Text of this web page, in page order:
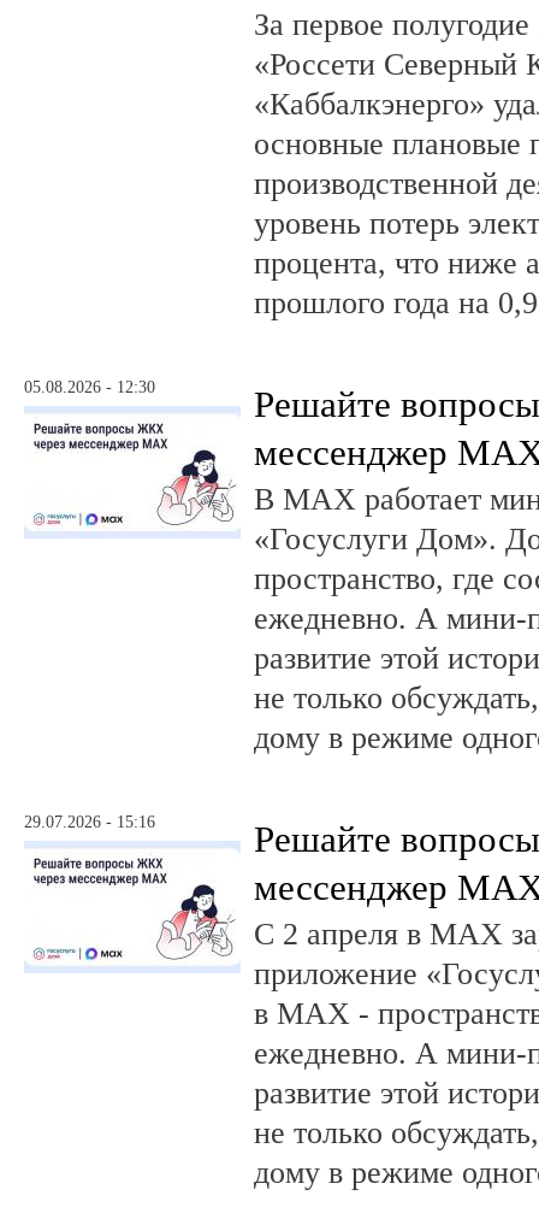
За первое
«Россети Северный
«Каббалкэнерго»
основные плановые
производственной
уровень потерь
процента, что ниже
прошлого года на
05.08.2026 - 12:30
Решайте
мессенджер
В MAX работает
«Госуслуги Дом».
пространство, где
ежедневно. А мини-
развитие этой
не только
дому в режиме
29.07.2026 - 15:16
Решайте
мессенджер
С 2 апреля в MAX
приложение
в MAX -
ежедневно. А мини-
развитие этой
не только
дому в режиме